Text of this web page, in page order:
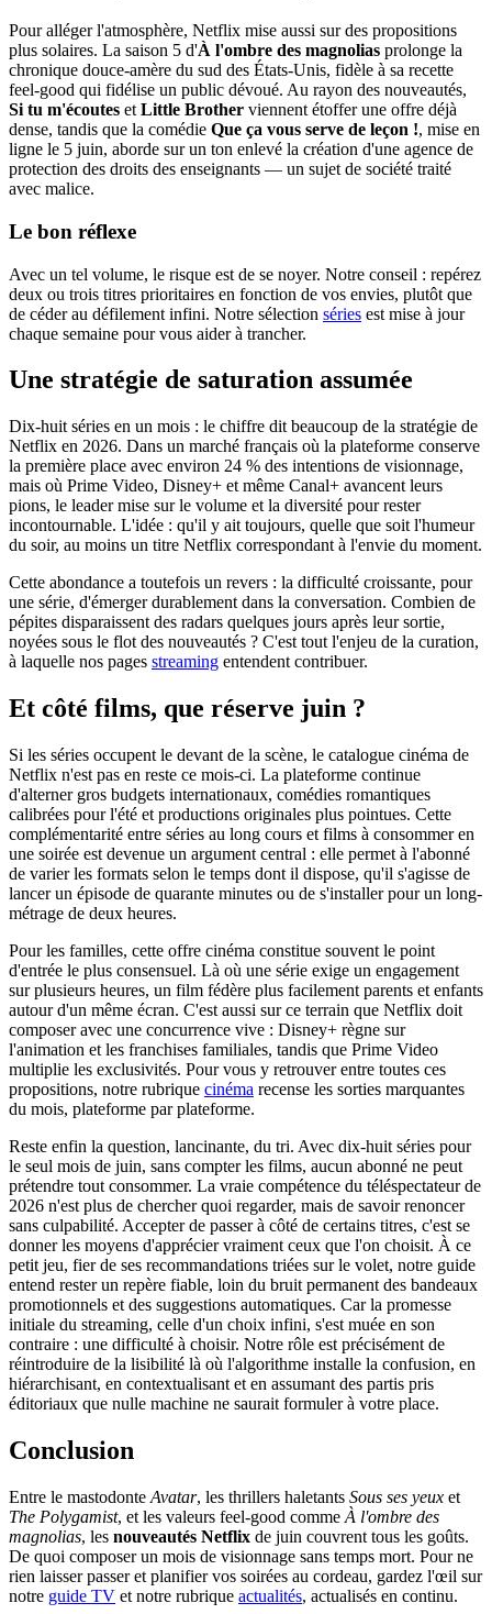
Pour alléger l'atmosphère, Netflix mise aussi sur des propositions
plus solaires. La saison 5 d'À l'ombre des magnolias prolonge la
chronique douce-amère du sud des États-Unis, fidèle à sa recette
feel-good qui fidélise un public dévoué. Au rayon des nouveautés,
Si tu m'écoutes et Little Brother viennent étoffer une offre déjà
dense, tandis que la comédie Que ça vous serve de leçon !, mise en
ligne le 5 juin, aborde sur un ton enlevé la création d'une agence de
protection des droits des enseignants — un sujet de société traité
avec malice.
Le bon réflexe
Avec un tel volume, le risque est de se noyer. Notre conseil : repérez
deux ou trois titres prioritaires en fonction de vos envies, plutôt que
de céder au défilement infini. Notre sélection séries est mise à jour
chaque semaine pour vous aider à trancher.
Une stratégie de saturation assumée
Dix-huit séries en un mois : le chiffre dit beaucoup de la stratégie de
Netflix en 2026. Dans un marché français où la plateforme conserve
la première place avec environ 24 % des intentions de visionnage,
mais où Prime Video, Disney+ et même Canal+ avancent leurs
pions, le leader mise sur le volume et la diversité pour rester
incontournable. L'idée : qu'il y ait toujours, quelle que soit l'humeur
du soir, au moins un titre Netflix correspondant à l'envie du moment.
Cette abondance a toutefois un revers : la difficulté croissante, pour
une série, d'émerger durablement dans la conversation. Combien de
pépites disparaissent des radars quelques jours après leur sortie,
noyées sous le flot des nouveautés ? C'est tout l'enjeu de la curation,
à laquelle nos pages streaming entendent contribuer.
Et côté films, que réserve juin ?
Si les séries occupent le devant de la scène, le catalogue cinéma de
Netflix n'est pas en reste ce mois-ci. La plateforme continue
d'alterner gros budgets internationaux, comédies romantiques
calibrées pour l'été et productions originales plus pointues. Cette
complémentarité entre séries au long cours et films à consommer en
une soirée est devenue un argument central : elle permet à l'abonné
de varier les formats selon le temps dont il dispose, qu'il s'agisse de
lancer un épisode de quarante minutes ou de s'installer pour un long-
métrage de deux heures.
Pour les familles, cette offre cinéma constitue souvent le point
d'entrée le plus consensuel. Là où une série exige un engagement
sur plusieurs heures, un film fédère plus facilement parents et enfants
autour d'un même écran. C'est aussi sur ce terrain que Netflix doit
composer avec une concurrence vive : Disney+ règne sur
l'animation et les franchises familiales, tandis que Prime Video
multiplie les exclusivités. Pour vous y retrouver entre toutes ces
propositions, notre rubrique cinéma recense les sorties marquantes
du mois, plateforme par plateforme.
Reste enfin la question, lancinante, du tri. Avec dix-huit séries pour
le seul mois de juin, sans compter les films, aucun abonné ne peut
prétendre tout consommer. La vraie compétence du téléspectateur de
2026 n'est plus de chercher quoi regarder, mais de savoir renoncer
sans culpabilité. Accepter de passer à côté de certains titres, c'est se
donner les moyens d'apprécier vraiment ceux que l'on choisit. À ce
petit jeu, fier de ses recommandations triées sur le volet, notre guide
entend rester un repère fiable, loin du bruit permanent des bandeaux
promotionnels et des suggestions automatiques. Car la promesse
initiale du streaming, celle d'un choix infini, s'est muée en son
contraire : une difficulté à choisir. Notre rôle est précisément de
réintroduire de la lisibilité là où l'algorithme installe la confusion, en
hiérarchisant, en contextualisant et en assumant des partis pris
éditoriaux que nulle machine ne saurait formuler à votre place.
Conclusion
Entre le mastodonte Avatar, les thrillers haletants Sous ses yeux et
The Polygamist, et les valeurs feel-good comme À l'ombre des
magnolias, les nouveautés Netflix de juin couvrent tous les goûts.
De quoi composer un mois de visionnage sans temps mort. Pour ne
rien laisser passer et planifier vos soirées au cordeau, gardez l'œil sur
notre guide TV et notre rubrique actualités, actualisés en continu.